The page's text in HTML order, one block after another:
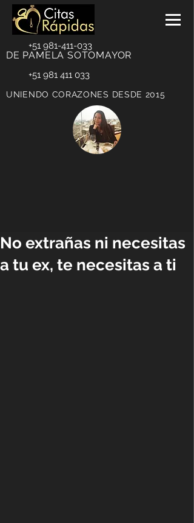
+51 981-411-033
DE PAMELA SOTOMAYOR
+51 981 411 033
UNIENDO CORAZONES DESDE 2015
No extrañas ni necesitas
a tu ex, te necesitas a ti